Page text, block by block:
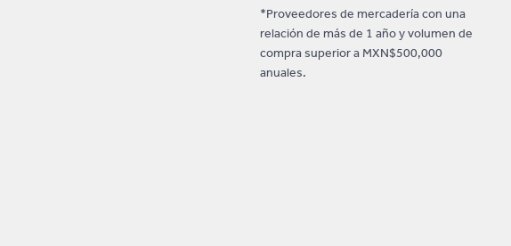
*Proveedores de mercadería con una
relación de más de 1 año y volumen de
compra superior a MXN$500,000
anuales.